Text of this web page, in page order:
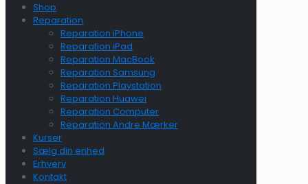
Shop
Reparation
Reparation iPhone
Reparation iPad
Reparation MacBook
Reparation Samsung
Reparation Playstation
Reparation Huawei
Reparation Computer
Reparation Andre Mærker
Kurser
Sælg din enhed
Erhverv
Kontakt